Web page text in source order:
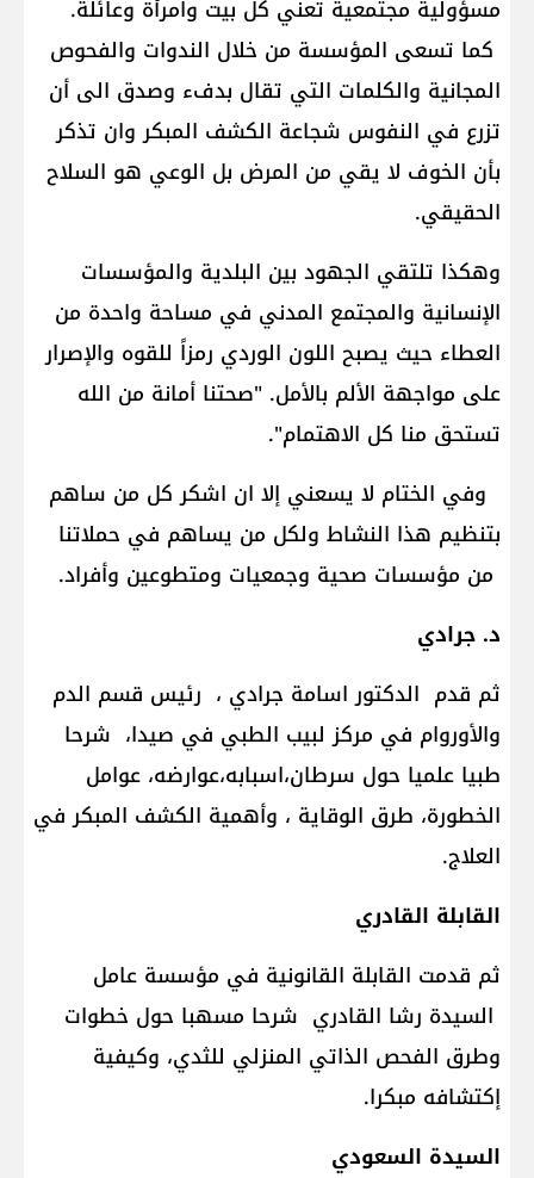
مسؤولية مجتمعية تعني كل بيت وامرأة وعائلة.
كما تسعى المؤسسة من خلال الندوات والفحوص
المجانية والكلمات التي تقال بدفء وصدق الى أن
تزرع في النفوس شجاعة الكشف المبكر وان تذكر
بأن الخوف لا يقي من المرض بل الوعي هو السلاح
الحقيقي.
وهكذا تلتقي الجهود بين البلدية والمؤسسات
الإنسانية والمجتمع المدني في مساحة واحدة من
العطاء حيث يصبح اللون الوردي رمزاً للقوه والإصرار
على مواجهة الألم بالأمل. "صحتنا أمانة من الله
تستحق منا كل الاهتمام".
وفي الختام لا يسعني إلا ان اشكر كل من ساهم
بتنظيم هذا النشاط ولكل من يساهم في حملاتنا
من مؤسسات صحية وجمعيات ومتطوعين وأفراد.
د. جرادي
ثم قدم الدكتور اسامة جرادي ، رئيس قسم الدم
والأوروام في مركز لبيب الطبي في صيدا، شرحا
طبيا علميا حول سرطان،اسبابه،عوارضه، عوامل
الخطورة، طرق الوقاية ، وأهمية الكشف المبكر في
العلاج.
القابلة القادري
ثم قدمت القابلة القانونية في مؤسسة عامل
السيدة رشا القادري شرحا مسهبا حول خطوات
وطرق الفحص الذاتي المنزلي للثدي، وكيفية
إكتشافه مبكرا.
السيدة السعودي